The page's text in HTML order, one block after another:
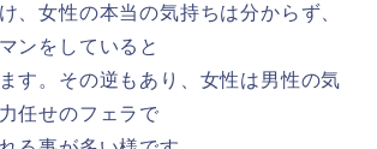
、女性の本当の気持ちは分からず、
ンをしていると
す。その逆もあり、女性は男性の気
任せのフェラで